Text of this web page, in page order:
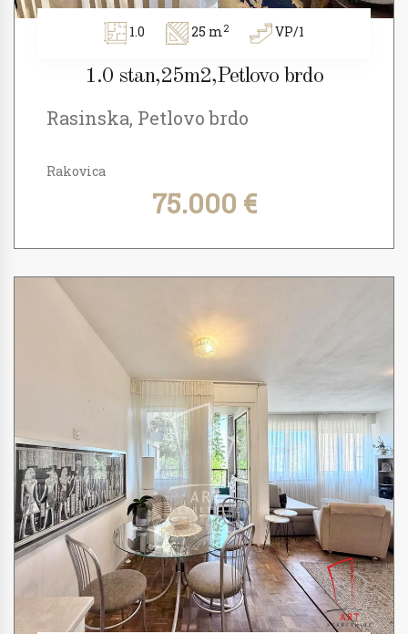
1.0 25 m2 VP/1
1.0 stan,25m2,Petlovo brdo
Rasinska, Petlovo brdo
Rakovica
75.000 €